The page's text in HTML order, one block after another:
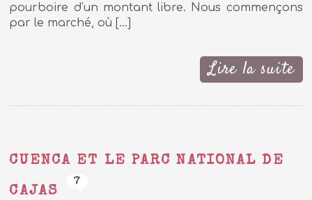
pourboire d’un montant libre. Nous commençons
par le marché, où […]
Lire la suite
CUENCA ET LE PARC NATIONAL DE
CAJAS
7